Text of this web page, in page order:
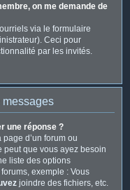
on me demande de
via le formulaire
Ceci pour
par les invités.
messages
une réponse ?
d’un forum ou
peut que vous ayez besoin
liste des options
exemple : Vous
joindre des fichiers, etc.